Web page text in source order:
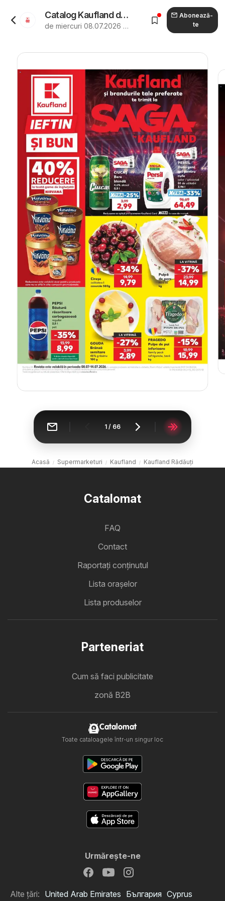
Catalog Kaufland de la 08.07.2026 - Revista "Kaufland Rădăuți"
de miercuri 08.07.2026 până marți 14.07.2026
Abonează-
te
1 / 66
Acasă Supermarketuri Kaufland Kaufland Rădăuți
Catalomat
FAQ
Contact
Raportați conținutul
Lista oraşelor
Lista produselor
Parteneriat
Cum să faci publicitate
zonă B2B
Catalomat
Toate cataloagele într-un singur loc
Urmăreşte-ne
Alte țări: United Arab Emirates България Cyprus